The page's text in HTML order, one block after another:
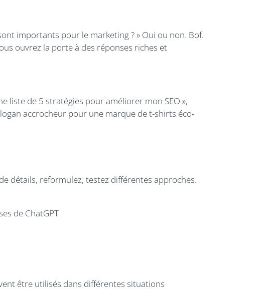
importants pour le marketing ? » Oui ou non. Bof.
ouvrez la porte à des réponses riches et
liste de 5 stratégies pour améliorer mon SEO »,
accrocheur pour une marque de t-shirts éco-
détails, reformulez, testez différentes approches.
de ChatGPT
être utilisés dans différentes situations